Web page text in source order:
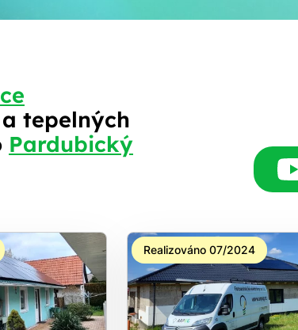
tepelných
Pardubický
Realizováno 07/2024